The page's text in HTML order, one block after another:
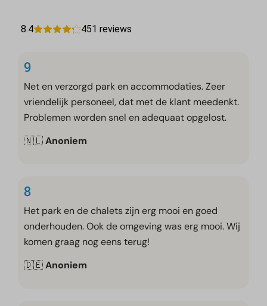
9
Net en verzorgd park en accommodaties. Zeer
vriendelijk personeel, dat met de klant meedenkt.
Problemen worden snel en adequaat opgelost.
🇳🇱Anoniem
8
Het park en de chalets zijn erg mooi en goed
onderhouden. Ook de omgeving was erg mooi. Wij
komen graag nog eens terug!
🇩🇪Anoniem